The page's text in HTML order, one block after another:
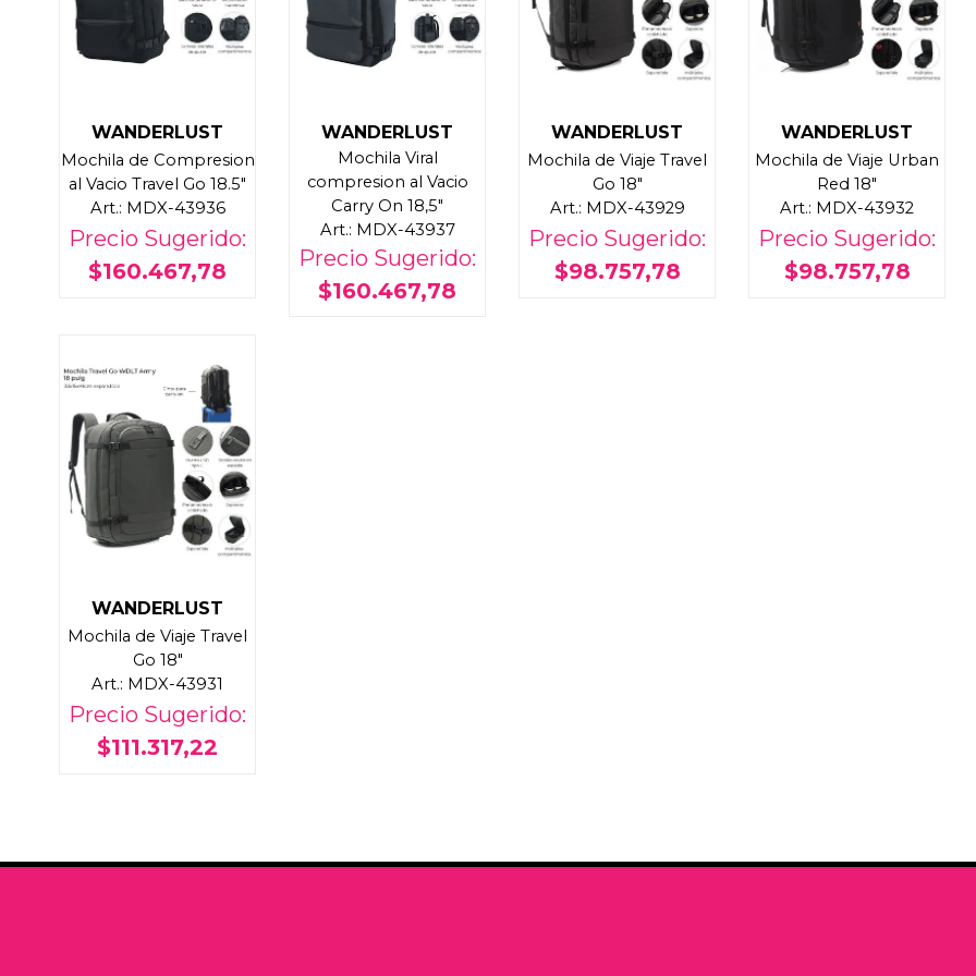
WANDERLUST
Mochila de Compresion
al Vacio Travel Go 18.5"
Art.: MDX-43936
Precio Sugerido:
$160.467,78
WANDERLUST
Mochila Viral
compresion al Vacio
Carry On 18,5"
Art.: MDX-43937
Precio Sugerido:
$160.467,78
WANDERLUST
Mochila de Viaje Travel
Go 18"
Art.: MDX-43929
Precio Sugerido:
$98.757,78
WANDERLUST
Mochila de Viaje Urban
Red 18"
Art.: MDX-43932
Precio Sugerido:
$98.757,78
WANDERLUST
Mochila de Viaje Travel
Go 18"
Art.: MDX-43931
Precio Sugerido:
$111.317,22